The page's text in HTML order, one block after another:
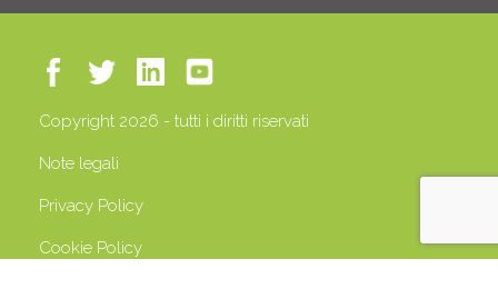
Copyright 2026 - tutti i diritti riservati
Note legali
Privacy Policy
Cookie Policy